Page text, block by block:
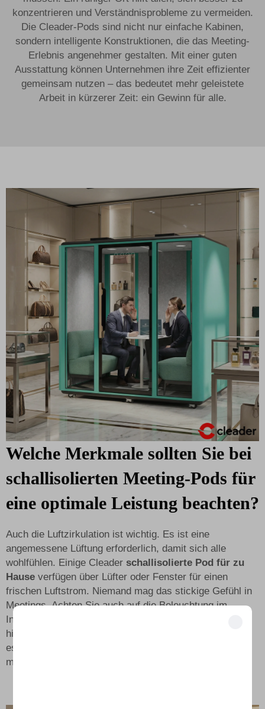
konzentrieren und Verständnisprobleme zu vermeiden.
Die Cleader-Pods sind nicht nur einfache Kabinen,
sondern intelligente Konstruktionen, die das Meeting-
Erlebnis angenehmer gestalten. Mit einer guten
Ausstattung können Unternehmen ihre Zeit effizienter
gemeinsam nutzen – das bedeutet mehr geleistete
Arbeit in kürzerer Zeit: ein Gewinn für alle.
Welche Merkmale sollten Sie bei
schallisolierten Meeting-Pods für
eine optimale Leistung beachten?
Auch die Luftzirkulation ist wichtig. Es ist eine
angemessene Lüftung erforderlich, damit sich alle
wohlfühlen. Einige Cleader schallisolierte Pod für zu
Hause verfügen über Lüfter oder Fenster für einen
frischen Luftstrom. Niemand mag das stickige Gefühl in
Meetings. Achten Sie auch auf die Beleuchtung im
Inneren und auf Stromanschlüsse. Gute Beleuchtung
hilft, Dinge klar zu erkennen; Anschlüsse ermöglichen
es, Geräte aufzuladen, ohne den Raum verlassen zu
müssen.